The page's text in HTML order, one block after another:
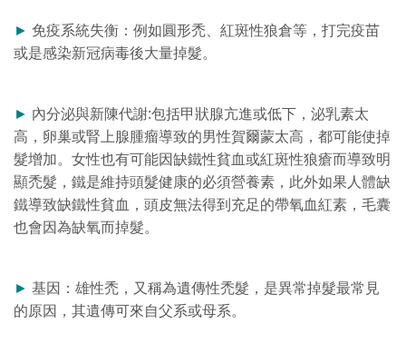
► 免疫系統失衡：例如圓形禿、紅斑性狼倉等，打完疫苗
或是感染新冠病毒後大量掉髮。
► 內分泌與新陳代謝:包括甲狀腺亢進或低下，泌乳素太
高，卵巢或腎上腺腫瘤導致的男性賀爾蒙太高，都可能使掉
髮增加。女性也有可能因缺鐵性貧血或紅斑性狼瘡而導致明
顯禿髮，鐵是維持頭髮健康的必須營養素，此外如果人體缺
鐵導致缺鐵性貧血，頭皮無法得到充足的帶氧血紅素，毛囊
也會因為缺氧而掉髮。
► 基因：雄性禿，又稱為遺傳性禿髮，是異常掉髮最常見
的原因，其遺傳可來自父系或母系。